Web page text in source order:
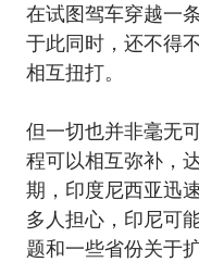
在试图驾车穿越一
于此同时，还不得
相互扭打。
但一切也并非毫无
程可以相互弥补，
期，印度尼西亚迅
多人担心，印尼可
题和一些省份关于